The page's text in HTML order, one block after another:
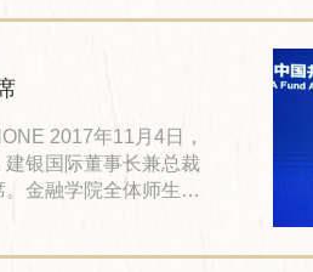
得信赖的社会关系之
4日，
银国际董事长兼总裁
金融学院全体师生对